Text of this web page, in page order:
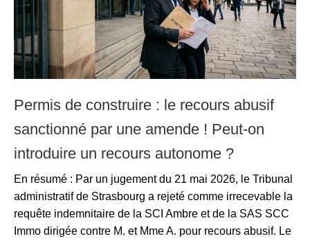
Permis de construire : le recours abusif
sanctionné par une amende ! Peut-on
introduire un recours autonome ?
En résumé : Par un jugement du 21 mai 2026, le Tribunal
administratif de Strasbourg a rejeté comme irrecevable la
requête indemnitaire de la SCI Ambre et de la SAS SCC
Immo dirigée contre M. et Mme A. pour recours abusif. Le